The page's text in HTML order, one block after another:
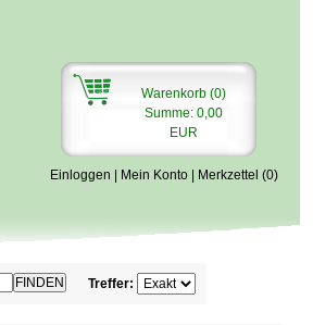
Warenkorb (0)
Summe: 0,00
EUR
Einloggen Mein Konto Merkzettel (0)
Treffer: